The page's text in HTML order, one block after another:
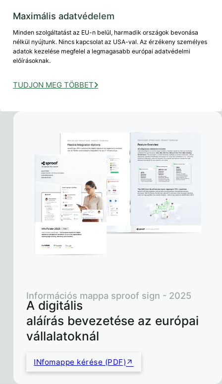
Maximális adatvédelem
Minden szolgáltatást az EU-n belül, harmadik országok bevonása
nélkül nyújtunk. Nincs kapcsolat az USA-val. Az érzékeny személyes
adatok kezelése megfelel a legmagasabb európai adatvédelmi
előírásoknak.
TUDJON MEG TÖBBET
A digitális
aláírás bevezetése az európai
vállalatoknál
Információs mappa sproof sign - 2025
INfomappe kérése (PDF)